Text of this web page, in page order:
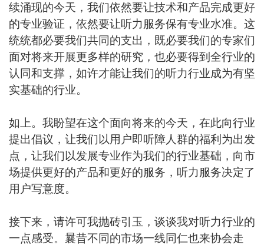
续涌现的今天，我们依然要让技术和产品完成更好
的专业验证，依然要让听力服务保有专业水准。这
统统都必要我们共同的支出，既必要我们的专家们
面对将来开展更多样的研究，也必要得到全行业的
认同和支撑，如许才能让我们的听力行业成为有坚
实基础的行业。
如上。我盼望在这个面向将来的今天，在此向行业
提出倡议，让我们以用户即听障人群的福利为出发
点，让我们以发展专业作为我们的行业基础，向市
场提供更好的产品和更好的服务，听力服务决定了
用户写意度。
接下来，请许可我抛砖引玉，谈谈我对听力行业的
一点感受。曩昔不同的市场一线同仁也来协会走